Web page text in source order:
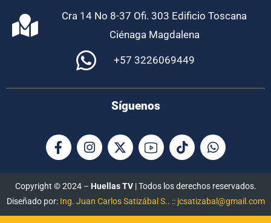
Cra 14 No 8-37 Ofi. 303 Edificio Toscana
Ciénaga Magdalena
+57 3226069449
Síguenos
Copyright © 2024 – Huellas TV| Todos los derechos reservados.
Diseñado por: Ing. Juan Carlos Satizábal S.. :: jcsatizabal@gmail.com